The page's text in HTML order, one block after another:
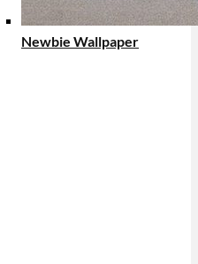
Newbie Wallpaper